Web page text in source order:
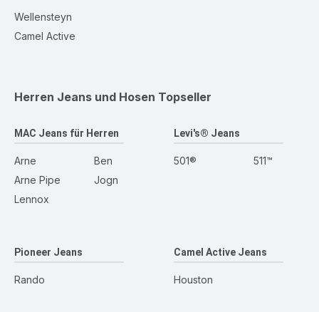
Wellensteyn
Camel Active
Herren Jeans und Hosen Topseller
MAC Jeans für Herren
Arne
Arne Pipe
Lennox
Ben
Jogn
Levi's® Jeans
501® 511™
Pioneer Jeans
Rando
Camel Active Jeans
Houston